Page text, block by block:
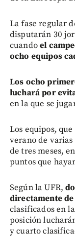
La fase regular
disputarán 30
cuandoel
ocho equipos
Los ocho
luchará por
en la que se
Los equipos,
verano de
de tres meses,
puntos que
Según la UFR,
directamente
clasificados en
posición
y cuarto